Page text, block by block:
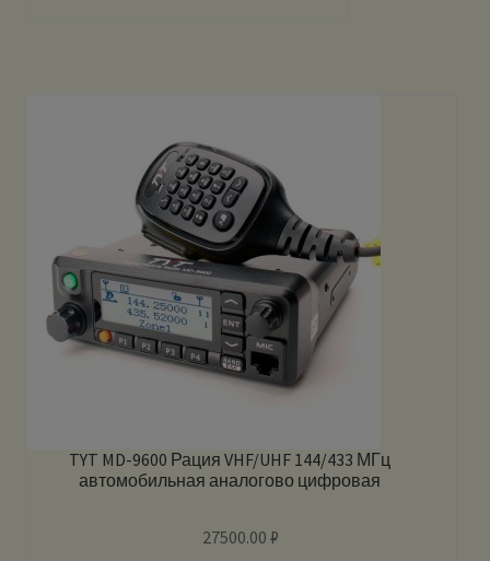
TYT MD-9600 Рация VHF/UHF 144/433 МГц
автомобильная аналогово цифровая
27500.00₽